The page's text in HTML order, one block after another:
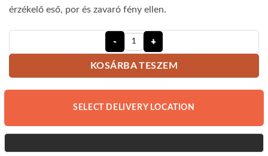
érzékelő eső, por és zavaró fény ellen.
180 fokban elforgatható fotocella
KOSÁRBA TESZEM
SELECT DELIVERY LOCATION